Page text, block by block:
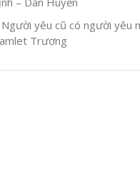
Người yêu cũ có người yêu
Trương